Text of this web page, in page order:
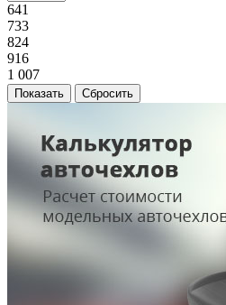
641
733
824
916
1 007
Сбросить